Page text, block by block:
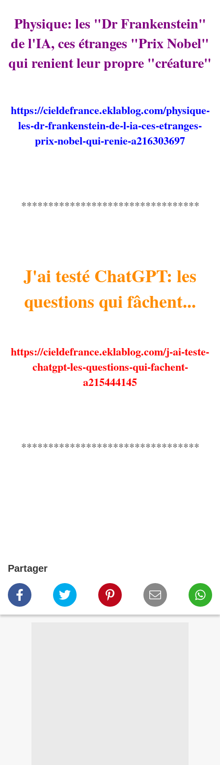
Physique: les "Dr Frankenstein"
de l'IA, ces étranges "Prix Nobel"
qui renient leur propre "créature"
https://cieldefrance.eklablog.com/physique-
les-dr-frankenstein-de-l-ia-ces-etranges-
prix-nobel-qui-renie-a216303697
*********************************
J'ai testé ChatGPT: les
questions qui fâchent...
https://cieldefrance.eklablog.com/j-ai-teste-
chatgpt-les-questions-qui-fachent-
a215444145
*********************************
Partager